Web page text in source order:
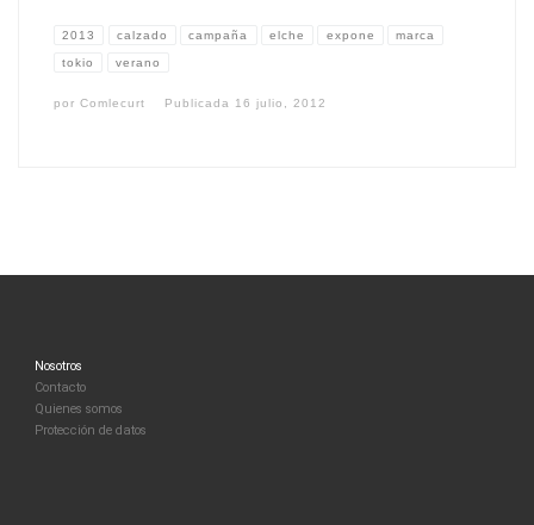
2013 calzado campaña elche expone marca
tokio verano
por Comlecurt Publicada 16 julio, 2012
Nosotros
Contacto
Quienes somos
Protección de datos